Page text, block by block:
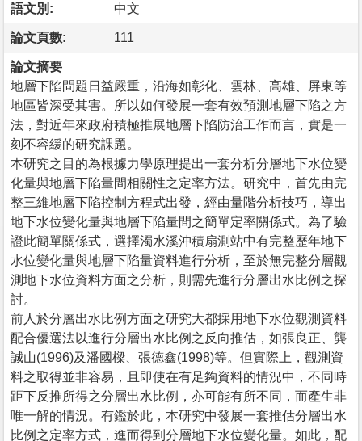
語文別: 中文
論文頁數: 111
論文摘要
地層下陷問題日益嚴重，沿海如彰化、雲林、高雄、屏東等
地區皆深受其害。所以如何發展一套有效預測地層下陷之方
法，對近年來政府積極推展地層下陷防治工作而言，實是一
刻不容緩的研究課題。
本研究之目的為根據力學原理提出一套分析分層地下水位變
化量與地層下陷量間相關性之定率方法。研究中，首先由完
整三維地層下陷控制方程式出發，經由量階分析技巧，導出
地下水位變化量與地層下陷量間之簡單定率關係式。為了驗
證此簡單關係式，選擇濁水溪沖積扇測站中有完整歷年地下
水位變化量與地層下陷量資料進行分析，至於無完整分層觀
測地下水位資料方面之分析，則需先進行分層出水比例之探
討。
前人於分層出水比例方面之研究大都採用地下水位觀測資料
配合優選法以進行分層出水比例之反向推估，如張良正、龔
誠山(1996)及潘國樑、張德鑫(1998)等。但實際上，觀測資
料之取得並非容易，且即使在有足夠資料的情況中，不同時
距下反推所得之分層出水比例，亦可能有所不同，而產生非
唯一解的情況。有鑑於此，本研究中發展一套推估分層出水
比例之定率方式，進而得到分層地下水位變化量。如此，配